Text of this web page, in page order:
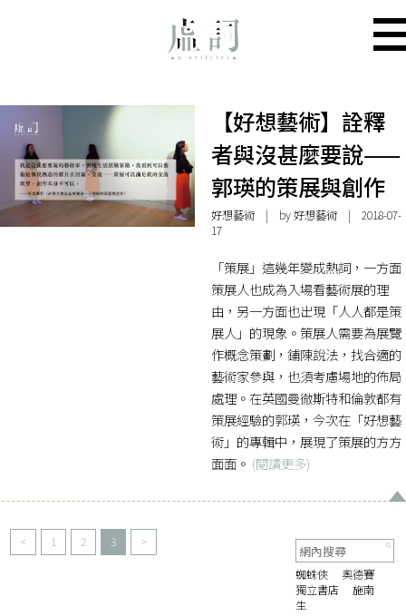
【好想藝術】詮釋
者與沒甚麼要說——
郭瑛的策展與創作
好想藝術| by好想藝術| 2018-07-
17
「策展」這幾年變成熱詞，一方面
策展人也成為入場看藝術展的理
由，另一方面也出現「人人都是策
展人」的現象。策展人需要為展覽
作概念策劃，鋪陳說法，找合適的
藝術家參與，也須考慮場地的佈局
處理。在英國曼徹斯特和倫敦都有
策展經驗的郭瑛，今次在「好想藝
術」的專輯中，展現了策展的方方
面面。 (閱讀更多)
< 1 2 3 >
蜘蛛俠
奧德賽
獨立書店
施南
生